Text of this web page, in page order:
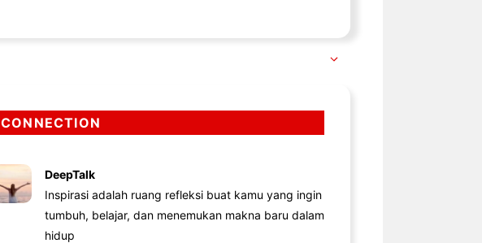
CONNECTION
DeepTalk
Inspirasi adalah ruang refleksi buat kamu yang ingin
tumbuh, belajar, dan menemukan makna baru dalam
hidup